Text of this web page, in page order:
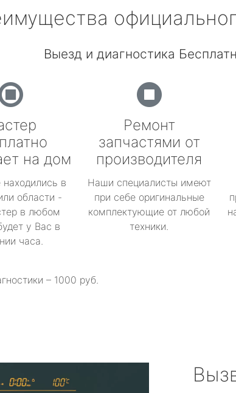
Выезд и диагностика
на дом
в
области -
в любом
у Вас в
часа.
Ремонт
запчастями от
производителя
Наши специалисты имеют
при себе оригинальные
комплектующие от любой
техники.
– 1000 руб.